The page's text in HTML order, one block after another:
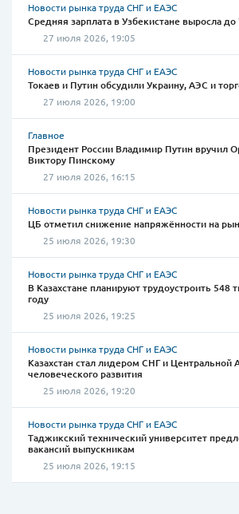
Новости рынка труда СНГ и ЕАЭС
Средняя зарплата в Узбекистане выросла
27 июля 2026, 19:05
Новости рынка труда СНГ и ЕАЭС
Токаев и Путин обсудили Украину, АЭС и
27 июля 2026, 19:00
Главное
Президент России Владимир Путин вручил
Виктору Пинскому
27 июля 2026, 16:15
Новости рынка труда СНГ и ЕАЭС
ЦБ отметил снижение напряжённости на
25 июля 2026, 19:30
Новости рынка труда СНГ и ЕАЭС
В Казахстане планируют трудоустроить 548
году
25 июля 2026, 19:25
Новости рынка труда СНГ и ЕАЭС
Казахстан стал лидером СНГ и Центральной
человеческого развития
25 июля 2026, 19:20
Новости рынка труда СНГ и ЕАЭС
Таджикский технический университет
вакансий выпускникам
25 июля 2026, 19:15